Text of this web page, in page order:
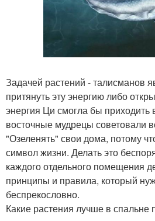
Задачей растений - талисманов
притянуть эту энергию либо
энергия Ци смогла бы
восточные мудрецы советовали
"Озеленять" свои дома, потому
символ жизни. Делать это
каждого отдельного помещения
принципы и правила, который
беспрекословно.
Какие растения лучше в спальне